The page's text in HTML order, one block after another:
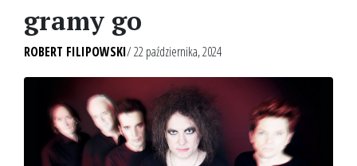
gramy go
ROBERT FILIPOWSKI/ 22 października, 2024